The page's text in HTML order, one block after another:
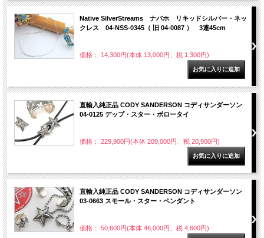
Native SilverStreams ナバホ リキッドシルバー・ネッ
クレス 04-NSS-0345（ 旧 04-0087 ） 3連45cm
価格： 14,300円(本体 13,000円、税 1,300円)
直輸入純正品 CODY SANDERSON コディサンダーソン
04-0125 デップ・スター・ボロータイ
価格： 229,900円(本体 209,000円、税 20,900円)
直輸入純正品 CODY SANDERSON コディサンダーソン
03-0663 スモール・スター・ペンダント
価格： 50,600円(本体 46,000円、税 4,600円)